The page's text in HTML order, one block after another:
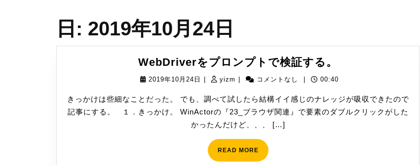
日: 2019年10月24日
WebDriverをプロンプトで検証する。
を
ロ
ン
2019年10月24日
2019
10
月
24
yizm yizm コメントなし 00:40
きっかけは些細なことだった。 でも、調べて試したら結構イイ感じのナレッジが吸収できたので
記事にする。 １．きっかけ。 WinActorの『23_ブラウザ関連』で要素のダブルクリックがした
かったんだけど、、、 […]
READ MOREREAD
MORE